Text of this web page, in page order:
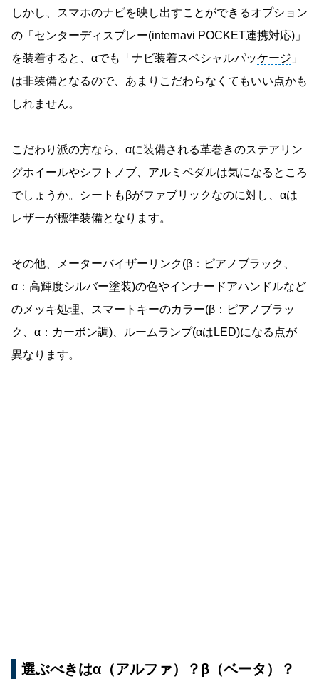
しかし、スマホのナビを映し出すことができるオプション
の「センターディスプレー(internavi POCKET連携対応)」
を装着すると、αでも「ナビ装着スペシャルパッケージ 」
は非装備となるので、あまりこだわらなくてもいい点かも
しれません。
こだわり派の方なら、αに装備される革巻きのステアリン
グホイールやシフトノブ、アルミペダルは気になるところ
でしょうか。シートもβがファブリックなのに対し、αは
レザーが標準装備となります。
その他、メーターバイザーリンク(β：ピアノブラック、
α：高輝度シルバー塗装)の色やインナードアハンドルなど
のメッキ処理、スマートキーのカラー(β：ピアノブラッ
ク、α：カーボン調)、ルームランプ(αはLED)になる点が
異なります。
選ぶべきはα（アルファ）？β（ベータ）？